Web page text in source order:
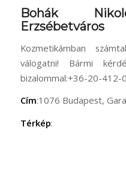
Bohák
Erzsébetváros
Kozmetikámban
válogatni! Bármi
bizalommal:+36-20-412-
Cím:1076 Budapest,
Térkép: